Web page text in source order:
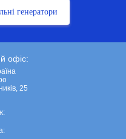
генератори
офіс:
25